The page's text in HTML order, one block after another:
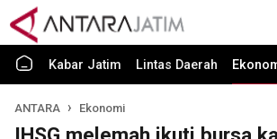
Kabar Jatim Lintas Daerah
ANTARA Ekonomi